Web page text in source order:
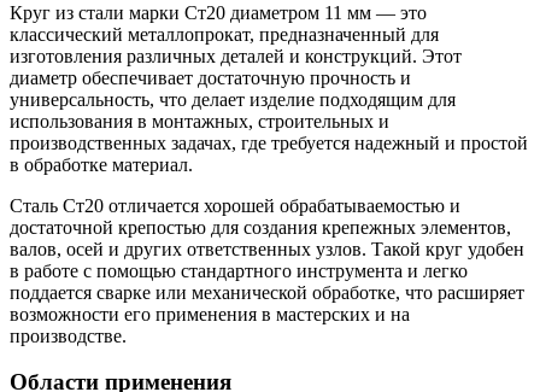
Круг из стали марки Ст20 диаметром 11 мм — это
классический металлопрокат, предназначенный для
изготовления различных деталей и конструкций. Этот
диаметр обеспечивает достаточную прочность и
универсальность, что делает изделие подходящим для
использования в монтажных, строительных и
производственных задачах, где требуется надежный и простой
в обработке материал.
Сталь Ст20 отличается хорошей обрабатываемостью и
достаточной крепостью для создания крепежных элементов,
валов, осей и других ответственных узлов. Такой круг удобен
в работе с помощью стандартного инструмента и легко
поддается сварке или механической обработке, что расширяет
возможности его применения в мастерских и на
производстве.
Области применения